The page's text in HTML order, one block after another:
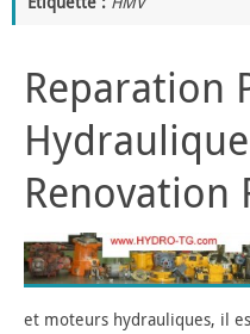
Reparation
Renovation
et moteurs hydrauliques, il